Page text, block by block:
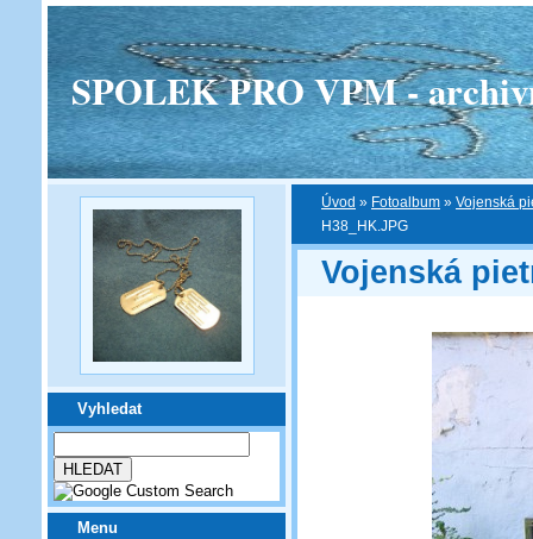
SPOLEK PRO VPM -
Vyhledat
Menu
Úvod » Fotoalbum » Vojenská
H38_HK.JPG
Vojenská